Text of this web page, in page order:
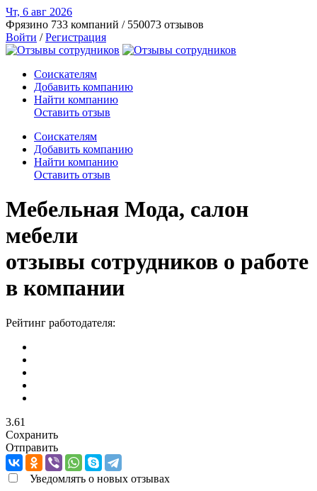
Чт, 6 авг 2026
Фрязино 733 компаний / 550073 отзывов
Войти /Регистрация
Соискателям
Добавить компанию
Найти компанию
Оставить отзыв
Соискателям
Добавить компанию
Найти компанию
Оставить отзыв
Мебельная Мода, салон
мебели
отзывы сотрудников о работе
в компании
Рейтинг работодателя:
3.61
Сохранить
Отправить
Уведомлять о новых отзывах